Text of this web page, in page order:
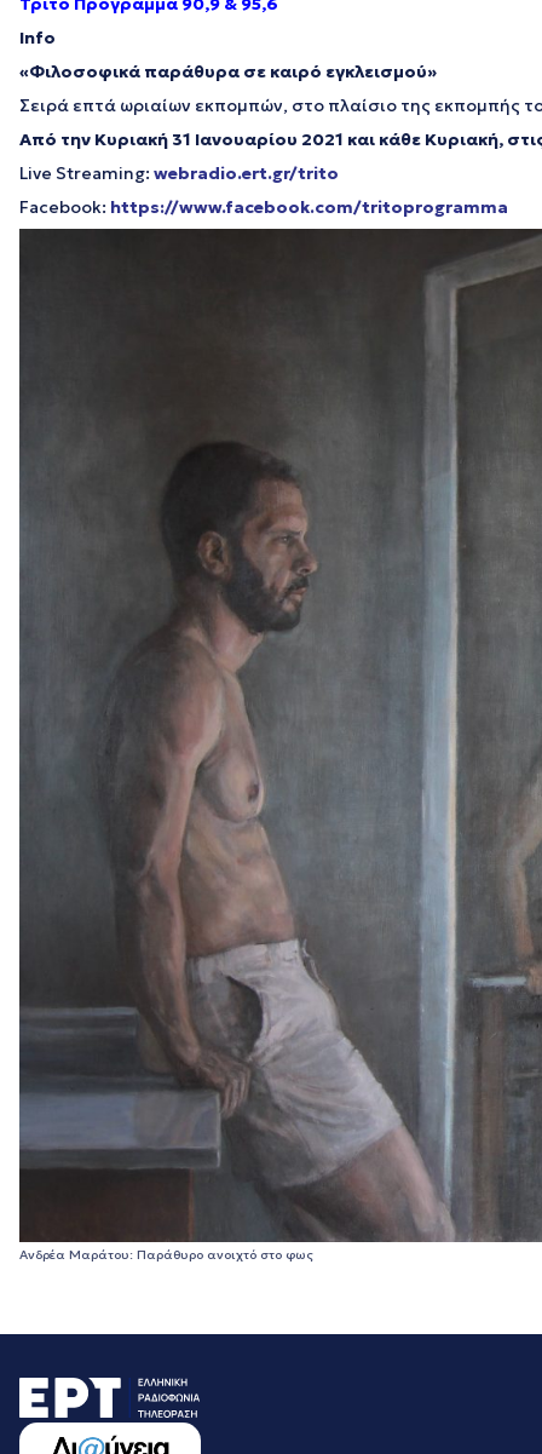
Info
«Φιλοσοφικά παράθυρα σε καιρό εγκλεισμού»
Σειρά επτά ωριαίων εκπομπών, στο πλαίσιο της εκπομπής
Από την Κυριακή 31 Ιανουαρίου 2021 και κάθε Κυριακή,
Live Streaming: webradio.ert.gr/trito
Facebook: https://www.facebook.com/tritoprogramma
Ανδρέα Μαράτου: Παράθυρο ανοιχτό στο φως